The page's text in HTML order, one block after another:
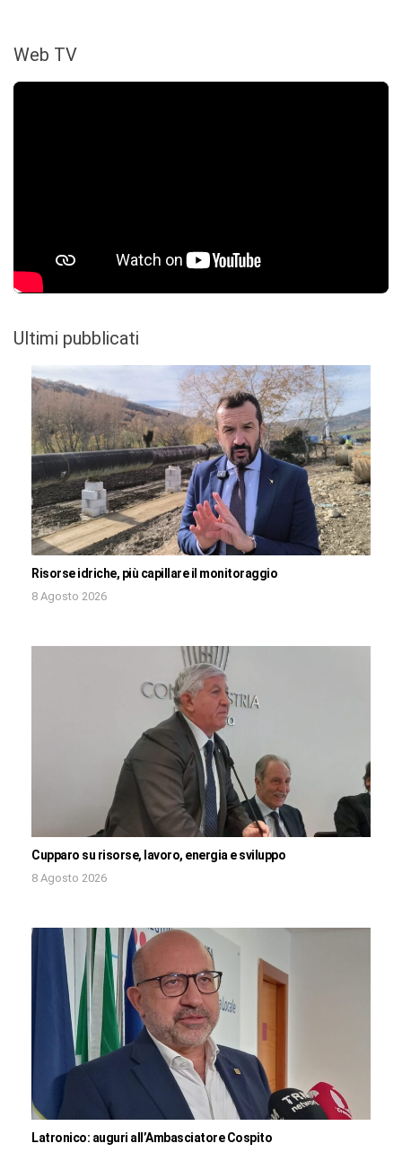
Web TV
Ultimi pubblicati
Risorse idriche, più capillare il monitoraggio
8 Agosto 2026
Cupparo su risorse, lavoro, energia e sviluppo
8 Agosto 2026
Latronico: auguri all’Ambasciatore Cospito